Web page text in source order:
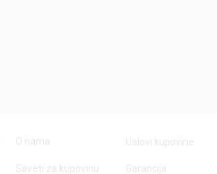
O nama
Saveti za kupovinu
Uslovi kupovine
Garancija